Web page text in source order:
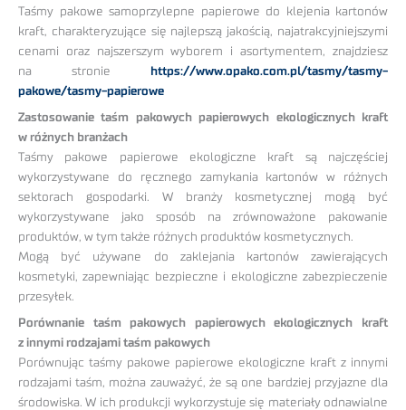
Taśmy pakowe samoprzylepne papierowe do klejenia kartonów
kraft, charakteryzujące się najlepszą jakością, najatrakcyjniejszymi
cenami oraz najszerszym wyborem i asortymentem, znajdziesz
na stronie
https://www.opako.com.pl/tasmy/tasmy-
pakowe/tasmy-papierowe
Zastosowanie taśm pakowych papierowych ekologicznych kraft
w różnych branżach
Taśmy pakowe papierowe ekologiczne kraft są najczęściej
wykorzystywane do ręcznego zamykania kartonów w różnych
sektorach gospodarki. W branży kosmetycznej mogą być
wykorzystywane jako sposób na zrównoważone pakowanie
produktów, w tym także różnych produktów kosmetycznych.
Mogą być używane do zaklejania kartonów zawierających
kosmetyki, zapewniając bezpieczne i ekologiczne zabezpieczenie
przesyłek.
Porównanie taśm pakowych papierowych ekologicznych kraft
z innymi rodzajami taśm pakowych
Porównując taśmy pakowe papierowe ekologiczne kraft z innymi
rodzajami taśm, można zauważyć, że są one bardziej przyjazne dla
środowiska. W ich produkcji wykorzystuje się materiały odnawialne